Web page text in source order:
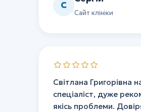
C
Сайт клініки
Світлана Григорівна
спеціаліст, дуже
якісь проблеми.